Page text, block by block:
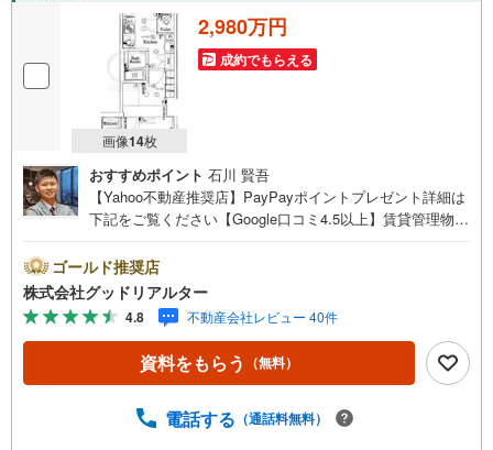
画像14枚
2,980万円
成約でもらえる
おすすめポイント 石川 賢吾
【Yahoo不動産推奨店】PayPayポイントプレゼント詳細は
下記をご覧ください【Google口コミ4.5以上】賃貸管理物件
介です。投資用マンションを購入する際、最大のリスクは
空室リスクです。利回りがいくら高かろうとも、空室が続
いてしまえば、絵に描いた餅になってしまいます。弊社で
ご紹介するマンションは、人気エリアのお薦め物件はもち
ろんのこと、エリアのニーズに合った人気のお部屋等、賃
貸営業経験スタッフの培ってきた知識と経験を基に物件を
ての対策はお任せください。掲載されている物件は、弊社
ゴールド推奨店
株式会社グッドリアルター
4.8 不動産会社レビュー 40件
資料をもらう （無料）
電話する （通話料無料）